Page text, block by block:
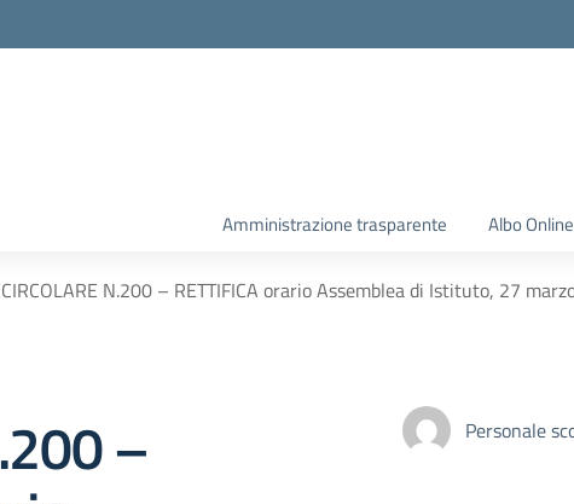
Amministrazione trasparente Albo Online
CIRCOLARE N.200 – RETTIFICA orario Assemblea di Istituto, 27
– Personale